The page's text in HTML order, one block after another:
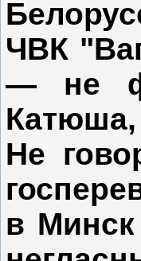
ЧВК
— не
Катюша,
Не
в